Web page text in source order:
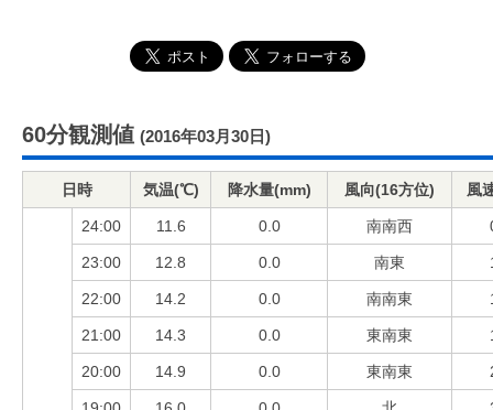
60分観測値 (2016年03月30日)
日時 気温(℃) 降水量(mm) 風向(16方位) 風
24:00 11.6 0.0 南南西
23:00 12.8 0.0 南東
22:00 14.2 0.0 南南東
21:00 14.3 0.0 東南東
20:00 14.9 0.0 東南東